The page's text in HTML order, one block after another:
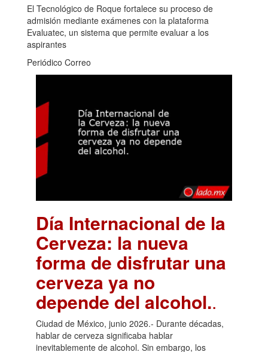
El Tecnológico de Roque fortalece su proceso de
admisión mediante exámenes con la plataforma
Evaluatec, un sistema que permite evaluar a los
aspirantes
Periódico Correo
Día Internacional de la
Cerveza: la nueva
forma de disfrutar una
cerveza ya no
depende del alcohol..
Ciudad de México, junio 2026.- Durante décadas,
hablar de cerveza significaba hablar
inevitablemente de alcohol. Sin embargo, los